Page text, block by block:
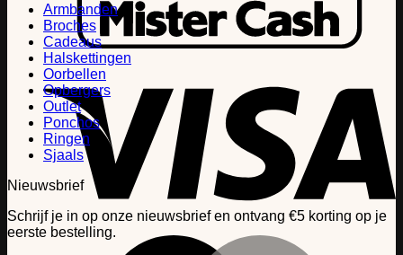
Armbanden
Broches
Cadeaus
Halskettingen
Oorbellen
Opbergers
Outlet
Ponchos
Ringen
Sjaals
Nieuwsbrief
Schrijf je in op onze nieuwsbrief en ontvang €5 korting op je
eerste bestelling.